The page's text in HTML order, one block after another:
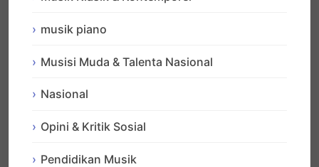
musik piano
Musisi Muda & Talenta Nasional
Nasional
Opini & Kritik Sosial
Pendidikan Musik